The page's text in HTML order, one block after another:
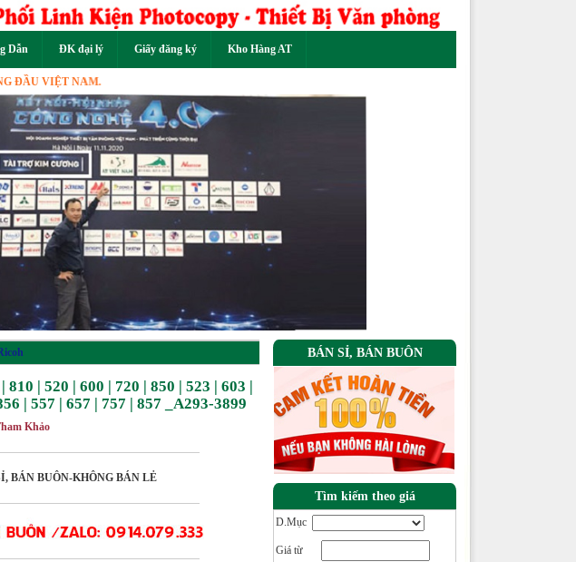
Dẫn ĐK đại lý Giấy đăng ký Kho Hàng AT
VIỆT NAM.
| 520 | 600 | 720 | 850 | 523 | 603 |
| 557 | 657 | 757 | 857 _A293-3899
Khảo
BÁN BUÔN-KHÔNG BÁN LẺ
BÁN SỈ, BÁN BUÔN
Tìm kiếm theo giá
D.Mục
Giá từ